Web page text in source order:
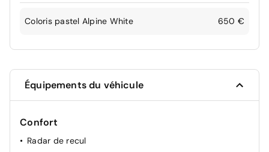
Coloris pastel Alpine White 650 €
Équipements du véhicule
Confort
Radar de recul